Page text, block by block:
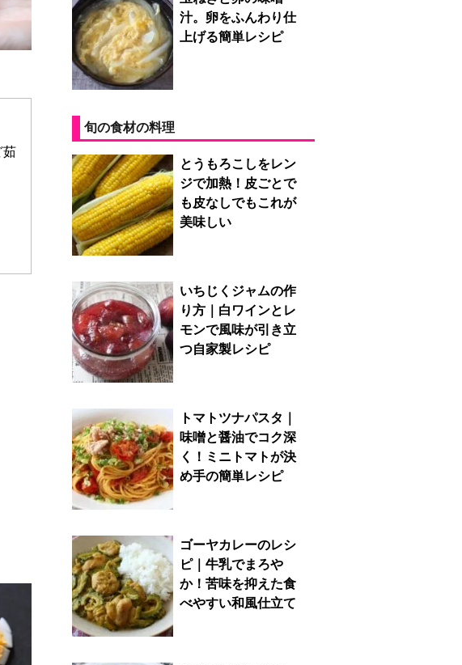
茹
汁。卵をふんわり仕
上げる簡単レシピ
旬の食材の料理
とうもろこしをレン
ジで加熱！皮ごとで
も皮なしでもこれが
美味しい
いちじくジャムの作
り方｜白ワインとレ
モンで風味が引き立
つ自家製レシピ
トマトツナパスタ｜
味噌と醤油でコク深
く！ミニトマトが決
め手の簡単レシピ
ゴーヤカレーのレシ
ピ｜牛乳でまろや
か！苦味を抑えた食
べやすい和風仕立て